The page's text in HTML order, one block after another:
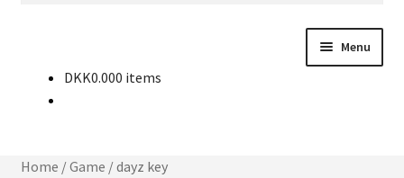
Menu
DKK0.000 items
Home /Game /dayz key